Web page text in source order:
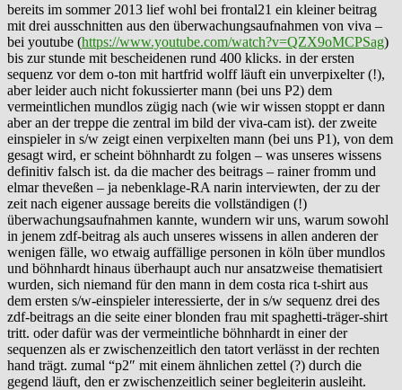
bereits im sommer 2013 lief wohl bei frontal21 ein kleiner beitrag
mit drei ausschnitten aus den überwachungsaufnahmen von viva –
bei youtube (https://www.youtube.com/watch?v=QZX9oMCPSag)
bis zur stunde mit bescheidenen rund 400 klicks. in der ersten
sequenz vor dem o-ton mit hartfrid wolff läuft ein unverpixelter (!),
aber leider auch nicht fokussierter mann (bei uns P2) dem
vermeintlichen mundlos zügig nach (wie wir wissen stoppt er dann
aber an der treppe die zentral im bild der viva-cam ist). der zweite
einspieler in s/w zeigt einen verpixelten mann (bei uns P1), von dem
gesagt wird, er scheint böhnhardt zu folgen – was unseres wissens
definitiv falsch ist. da die macher des beitrags – rainer fromm und
elmar theveßen – ja nebenklage-RA narin interviewten, der zu der
zeit nach eigener aussage bereits die vollständigen (!)
überwachungsaufnahmen kannte, wundern wir uns, warum sowohl
in jenem zdf-beitrag als auch unseres wissens in allen anderen der
wenigen fälle, wo etwaig auffällige personen in köln über mundlos
und böhnhardt hinaus überhaupt auch nur ansatzweise thematisiert
wurden, sich niemand für den mann in dem costa rica t-shirt aus
dem ersten s/w-einspieler interessierte, der in s/w sequenz drei des
zdf-beitrags an die seite einer blonden frau mit spaghetti-träger-shirt
tritt. oder dafür was der vermeintliche böhnhardt in einer der
sequenzen als er zwischenzeitlich den tatort verlässt in der rechten
hand trägt. zumal “p2″ mit einem ähnlichen zettel (?) durch die
gegend läuft, den er zwischenzeitlich seiner begleiterin ausleiht.